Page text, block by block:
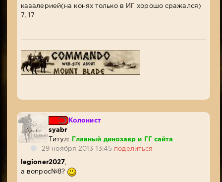
кавалерией(на конях только в ИГ хорошо сражался)
7. 17
Колонист
syabr
Титул:
Главный динозавр и ГГ сайта
29 ноября 2013 13:45 поделиться
legioner2027
а вопрос№8?